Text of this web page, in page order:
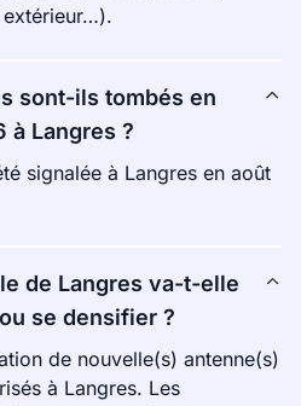
extérieur…).
sont-ils tombés en
à Langres ?
signalée à Langres en août
de Langres va-t-elle
se densifier ?
de nouvelle(s) antenne(s)
à Langres. Les